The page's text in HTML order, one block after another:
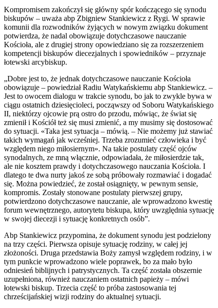
Kompromisem zakończył się główny spór kończącego się synodu
biskupów – uważa abp Zbigniew Stankiewicz z Rygi. W sprawie
komunii dla rozwodników żyjących w nowym związku dokument
potwierdza, że nadal obowiązuje dotychczasowe nauczanie
Kościoła, ale z drugiej strony opowiedziano się za rozszerzeniem
kompetencji biskupów diecezjalnych i spowiedników – przyznaje
łotewski arcybiskup.
„Dobre jest to, że jednak dotychczasowe nauczanie Kościoła
obowiązuje – powiedział Radiu Watykańskiemu abp Stankiewicz. –
Jest to owocem dialogu w trakcie synodu, bo jak to zwykle bywa w
ciągu ostatnich dziesięcioleci, począwszy od Soboru Watykańskiego
II, niektórzy ojcowie prą ostro do przodu, mówiąc, że świat się
zmienił i Kościół też się musi zmienić, a my musimy się dostosować
do sytuacji. «Taka jest sytuacja – mówią. – Nie możemy już stawiać
takich wymagań jak wcześniej. Trzeba zrozumieć człowieka i być
względem niego miłosiernym». Na takie postulaty część ojców
synodalnych, ze mną włącznie, odpowiadała, że miłosierdzie tak,
ale nie kosztem prawdy i dotychczasowego nauczania Kościoła. I
dlatego te dwa nurty jakoś ze sobą próbowały rozmawiać i dogadać
się. Można powiedzieć, że został osiągnięty, w pewnym sensie,
kompromis. Zostały stonowane postulaty pierwszej grupy,
potwierdzono dotychczasowe nauczanie, ale wprowadzono kwestię
forum wewnętrznego, autorytetu biskupa, który uwzględnia sytuację
w swojej diecezji i sytuację konkretnych osób”.
Abp Stankiewicz przypomina, że dokument synodu jest podzielony
na trzy części. Pierwsza opisuje sytuację rodziny, w całej jej
złożoności. Druga przedstawia Boży zamysł względem rodziny, i w
tym punkcie wprowadzono wiele poprawek, bo za mało było
odniesień biblijnych i patrystycznych. Ta część została obszernie
uzupełniona, również nauczaniem ostatnich papieży – mówi
łotewski biskup. Trzecia część to próba zastosowania tej
chrześcijańskiej wizji rodziny do aktualnej sytuacji.